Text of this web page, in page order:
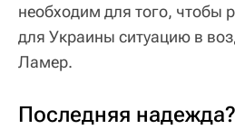
необходим для того, чтобы
для Украины ситуацию в
Ламер.
Последняя надежда?